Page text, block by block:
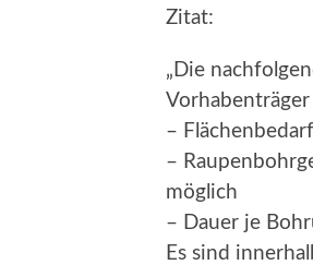
Zitat:
„Die
–
–
möglich
– Dauer je
Es sind